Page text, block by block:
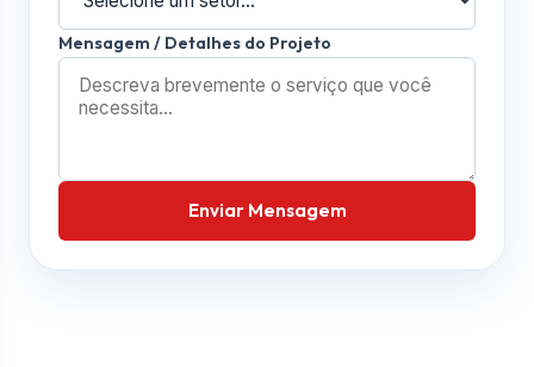
Mensagem / Detalhes do Projeto
Enviar Mensagem